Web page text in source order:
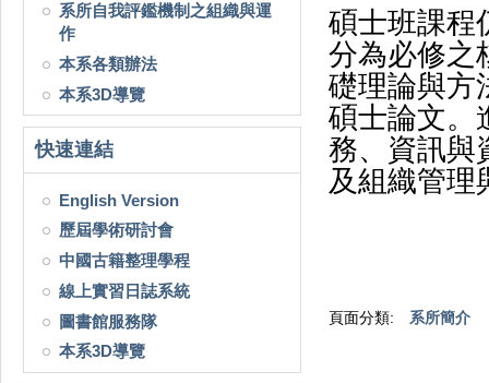
系所自我評鑑機制之組織與運
作
本系各類辦法
本系3D導覽
快速連結
English Version
歷屆學術研討會
中國古籍整理學程
線上實習日誌系統
圖書館服務隊
本系3D導覽
碩士班課程
分為必修之
礎理論與方
碩士論文。
務、資訊與
及組織管理
頁面分類: 系所簡介